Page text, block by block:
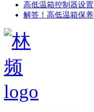
高低温箱控制器设
解答！高低温箱保